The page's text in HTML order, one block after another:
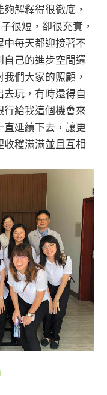
解釋得很徹底，
很短，卻很充實，
每天都迎接著不
己的進步空間還
們大家的照顧，
玩，有時還得自
給我這個機會來
延續下去，讓更
穫滿滿並且互相